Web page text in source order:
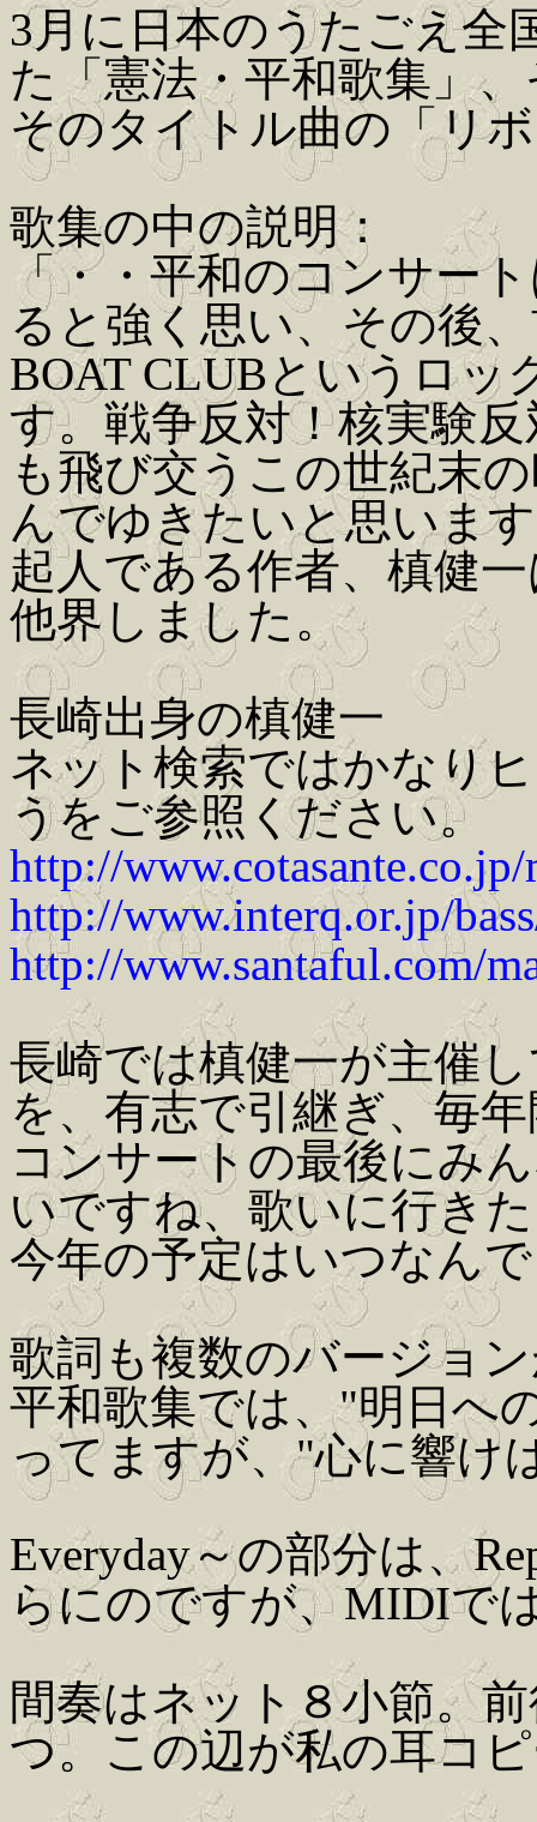
3月に日本のうたごえ全
た「憲法・平和歌集」
そのタイトル曲の「リ
歌集の中の説明：
「・・平和のコンサー
ると強く思い、その後
BOAT CLUBというロッ
す。戦争反対！核実験
も飛び交うこの世紀末
んでゆきたいと思いま
起人である作者、槙健
他界しました。
長崎出身の槙健一
ネット検索ではかなり
うをご参照ください。
http://
http://www.interq.or.jp/
http://www.santaful.com/
長崎では槙健一が主催
を、有志で引継ぎ、毎
コンサートの最後にみ
いですね、歌いに行き
今年の予定はいつなん
歌詞も複数のバージョ
平和歌集では、"明日
ってますが、"心に響け
Everyday～の部分は、
らにのですが、MIDIで
間奏はネット８小節。
つ。この辺が私の耳コ